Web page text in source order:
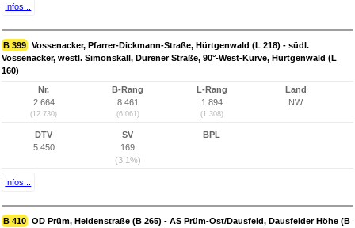
Infos...
B 399 Vossenacker, Pfarrer-Dickmann-Straße, Hürtgenwald (L 218) - südl.
Vossenacker, westl. Simonskall, Dürener Straße, 90°-West-Kurve, Hürtgenwald (L
160)
Nr.
2.664
(12.730)
B-Rang
8.461
(6.061)
L-Rang
1.894
(1.308)
Land
NW
DTV
5.450
SV
169
(3,1%)
BPL
Infos...
B 410 OD Prüm, Heldenstraße (B 265) - AS Prüm-Ost/Dausfeld, Dausfelder Höhe (B